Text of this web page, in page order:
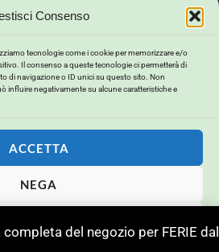
Consenso
tecnologie come i cookie per memorizzare e/o
Il consenso a queste tecnologie ci permetterà di
di navigazione o ID unici su questo sito. Non
influire negativamente su alcune caratteristiche e
ACCETTA
NEGA
del negozio per FERIE dal
Showroom
e Lavaggi
Cambio Merce
My Account